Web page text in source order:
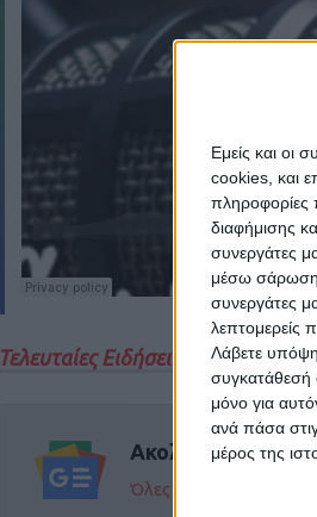
Εμείς και οι
cookies, και
πληροφορίες
διαφήμισης
συνεργάτες
μέσω
συνεργάτες
λεπτομερείς
Λάβετε
συγκατάθεσή
μόνο για
ανά πάσα
μέρος της
Τελευταίες Ειδήσεις Σήμερα
Ακολούθησε την
Όλες οι εξελίξεις